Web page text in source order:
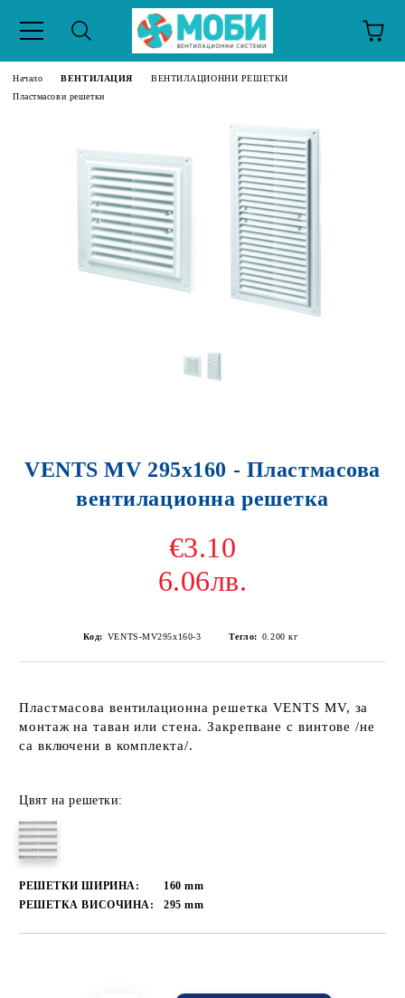
Начало ВЕНТИЛАЦИЯ
ВЕНТИЛАЦИОННИ РЕШЕТКИ
Пластмасови решетки
VENTS MV 295x160 - Пластмасова
вентилационна решетка
€3.10
6.06лв.
Код: VENTS-MV295x160-3 Тегло: 0.200 кг
Пластмасова вентилационна решетка VENTS MV, за
монтаж на таван или стена. Закрепване с винтове /не
са включени в комплекта/.
Цвят на решетки:
РЕШЕТКИ ШИРИНА: 160mm
РЕШЕТКА ВИСОЧИНА:
295mm